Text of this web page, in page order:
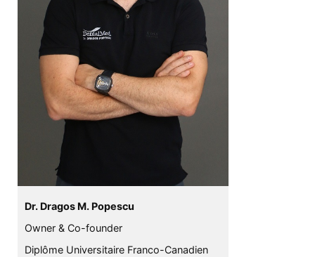
Dr. Dragos M. Popescu
Owner & Co-founder
Diplôme Universitaire Franco-Canadien